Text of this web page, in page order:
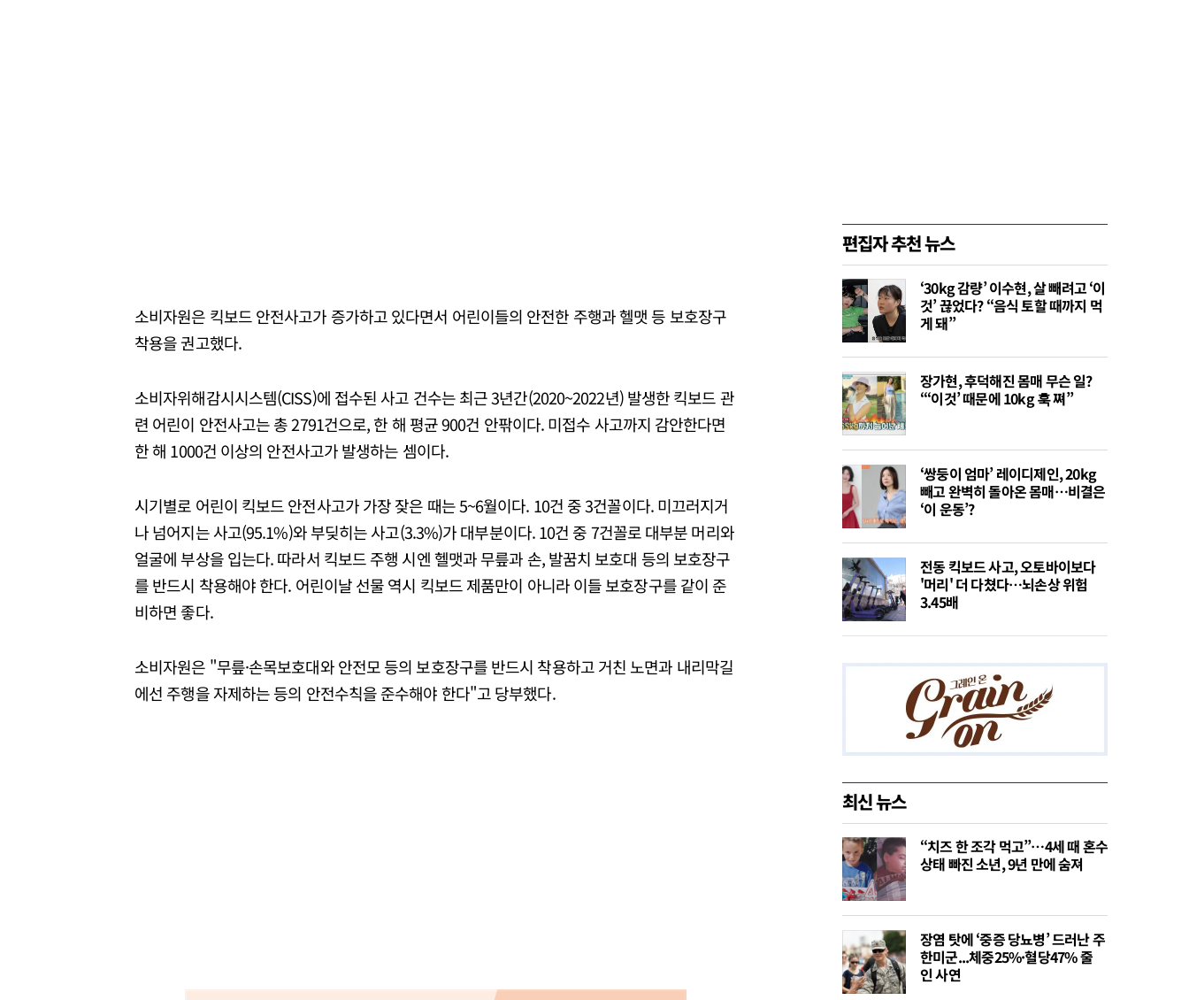
소비자원은 킥보드 안전사고가 증가하고 있다면서 어린이들의 안전한 주행과 헬맷 등 보호장구
착용을 권고했다.
소비자위해감시시스템(CISS)에 접수된 사고 건수는 최근 3년간(2020~2022년) 발생한 킥보드 관
련 어린이 안전사고는 총 2791건으로, 한 해 평균 900건 안팎이다. 미접수 사고까지 감안한다면
한 해 1000건 이상의 안전사고가 발생하는 셈이다.
시기별로 어린이 킥보드 안전사고가 가장 잦은 때는 5~6월이다. 10건 중 3건꼴이다. 미끄러지거
나 넘어지는 사고(95.1%)와 부딪히는 사고(3.3%)가 대부분이다. 10건 중 7건꼴로 대부분 머리와
얼굴에 부상을 입는다. 따라서 킥보드 주행 시엔 헬맷과 무릎과 손, 발꿈치 보호대 등의 보호장구
를 반드시 착용해야 한다. 어린이날 선물 역시 킥보드 제품만이 아니라 이들 보호장구를 같이 준
비하면 좋다.
소비자원은 "무릎·손목보호대와 안전모 등의 보호장구를 반드시 착용하고 거친 노면과 내리막길
에선 주행을 자제하는 등의 안전수칙을 준수해야 한다"고 당부했다.
편집자 추천 뉴스
‘30kg 감량’ 이수현, 살 빼려고 ‘이
것’ 끊었다? “음식 토할 때까지 먹
게 돼”
장가현, 후덕해진 몸매 무슨 일?
“‘이것’ 때문에 10kg 훅 쪄”
‘쌍둥이 엄마’ 레이디제인, 20kg
빼고 완벽히 돌아온 몸매…비결은
‘이 운동’?
전동 킥보드 사고, 오토바이보다
'머리' 더 다쳤다…뇌손상 위험
3.45배
최신 뉴스
“치즈 한 조각 먹고”…4세 때 혼수
상태 빠진 소년, 9년 만에 숨져
장염 탓에 ‘중증 당뇨병’ 드러난 주
한미군...체중25%·혈당47% 줄
인 사연